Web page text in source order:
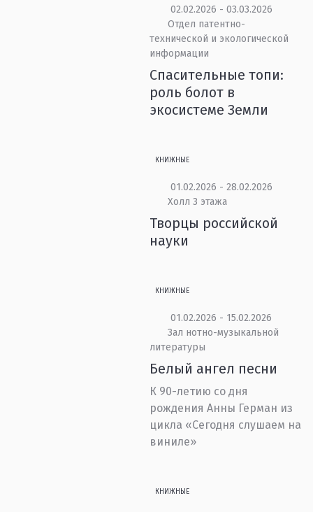
02.02.2026 - 03.03.2026
Отдел патентно-
технической и экологической
информации
Спасительные топи:
роль болот в
экосистеме Земли
КНИЖНЫЕ
01.02.2026 - 28.02.2026
Холл 3 этажа
Творцы российской
науки
КНИЖНЫЕ
01.02.2026 - 15.02.2026
Зал нотно-музыкальной
литературы
Белый ангел песни
К 90-летию со дня
рождения Анны Герман из
цикла «Сегодня слушаем на
виниле»
КНИЖНЫЕ